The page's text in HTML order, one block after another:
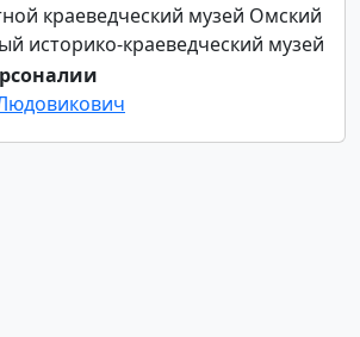
краеведческий музей Омский
историко-краеведческий музей